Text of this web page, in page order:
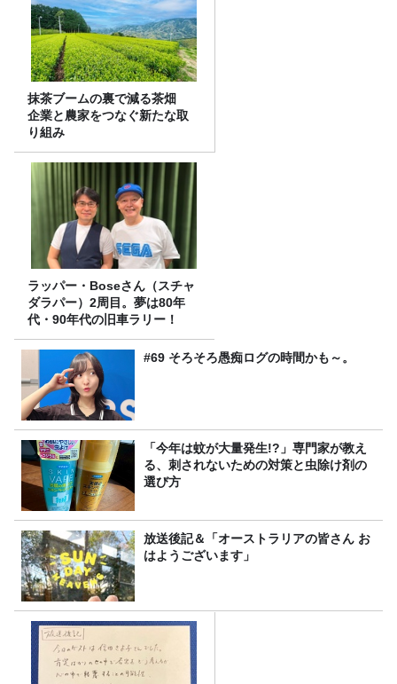
抹茶ブームの裏で減る茶畑
企業と農家をつなぐ新たな取
り組み
ラッパー・Boseさん（スチャ
ダラパー）2周目。夢は80年
代・90年代の旧車ラリー！
#69 そろそろ愚痴ログの時間かも～。
「今年は蚊が大量発生!?」専門家が教え
る、刺されないための対策と虫除け剤の
選び方
放送後記＆「オーストラリアの皆さん お
はようございます」